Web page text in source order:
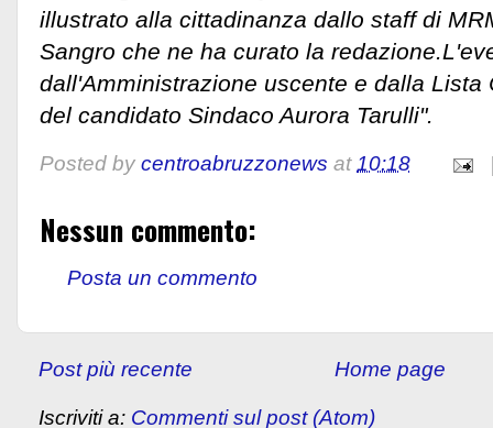
illustrato alla cittadinanza dallo staff di
Sangro che ne ha curato la redazione.
dall'Amministrazione uscente e dalla Lista
del candidato Sindaco Aurora Tarulli".
Posted by centroabruzzonews at10:18
Nessun commento:
Posta un commento
Post più recente Home page
Iscriviti a: Commenti sul post (Atom)